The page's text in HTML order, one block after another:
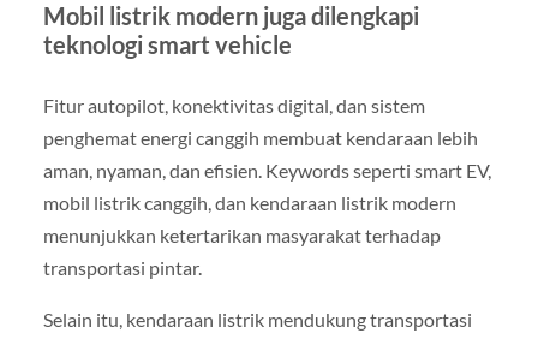
Mobil listrik modern juga dilengkapi
teknologi smart vehicle
Fitur autopilot, konektivitas digital, dan sistem
penghemat energi canggih membuat kendaraan lebih
aman, nyaman, dan efisien. Keywords seperti smart EV,
mobil listrik canggih, dan kendaraan listrik modern
menunjukkan ketertarikan masyarakat terhadap
transportasi pintar.
Selain itu, kendaraan listrik mendukung transportasi